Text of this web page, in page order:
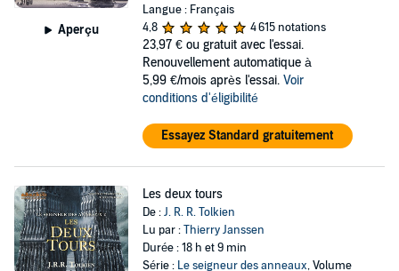
À titre posthume, plusieurs ouvrages de J. R. R. Tolkien
édités notamment par son fils Christopher Tolkien seront
publiés, dont Contes et légendes inachevés, un recueil de
textes traitant lui aussi de la Terre du Milieu.
Aperçu
Langue : Français
4,8
4 615 notations
23,97 € ou gratuit avec l'essai.
Renouvellement automatique à
5,99 €/mois après l'essai. Voir
conditions d'éligibilité
Essayez Standard gratuitement
Les deux tours
De :J. R. R. Tolkien
Lu par :Thierry Janssen
Durée : 18 h et 9 min
Série : Le seigneur des anneaux, Volume